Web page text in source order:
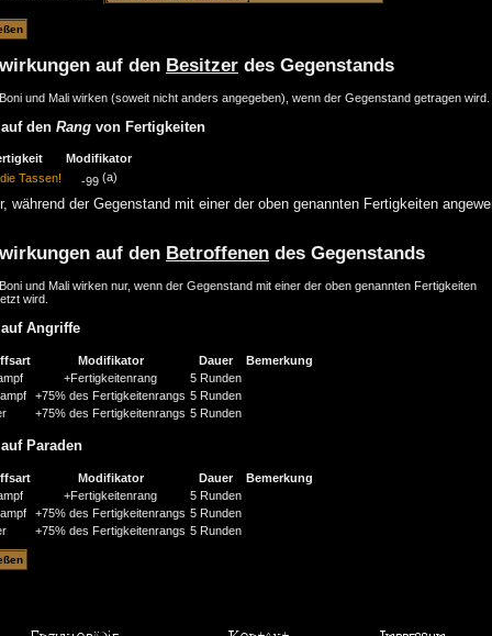
auf den Besitzer des Gegenstands
und Mali wirken (soweit nicht anders angegeben), wenn der Gegenstand getragen wird.
den Rang von Fertigkeiten
Modifikator
Tassen!
-99 (a)
während der Gegenstand mit einer der oben genannten Fertigkeiten
auf den Betroffenen des Gegenstands
und Mali wirken nur, wenn der Gegenstand mit einer der oben genannten Fertigkeiten
wird.
Angriffe
Modifikator Dauer
Bemerkung
+Fertigkeitenrang
5 Runden
+75% des Fertigkeitenrangs 5 Runden
+75% des Fertigkeitenrangs 5 Runden
Paraden
Modifikator Dauer
Bemerkung
+Fertigkeitenrang
5 Runden
+75% des Fertigkeitenrangs 5 Runden
+75% des Fertigkeitenrangs 5 Runden